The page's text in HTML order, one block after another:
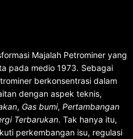
Majalah Petrominer yang
pada medio 1973. Sebagai
berkonsentrasi dalam
dengan aspek teknis,
, Gas bumi, Pertambangan
Terbarukan. Tak hanya itu,
perkembangan isu, regulasi